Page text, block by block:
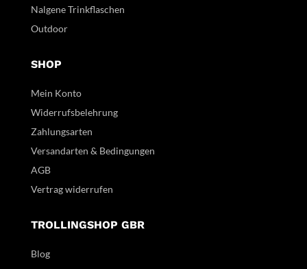
Nalgene Trinkflaschen
Outdoor
SHOP
Mein Konto
Widerrufsbelehrung
Zahlungsarten
Versandarten & Bedingungen
AGB
Vertrag widerrufen
TROLLINGSHOP GBR
Blog